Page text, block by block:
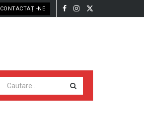
CONTACTAȚI-NE